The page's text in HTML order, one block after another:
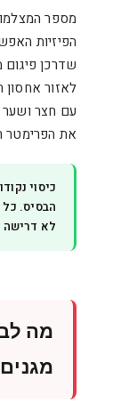
מספר
הפיזיות
שדרכן
לאזור אחסון
עם חצר ושער
את הפרימטר
כיסוי
הבסיס.
לא דרישה
מה